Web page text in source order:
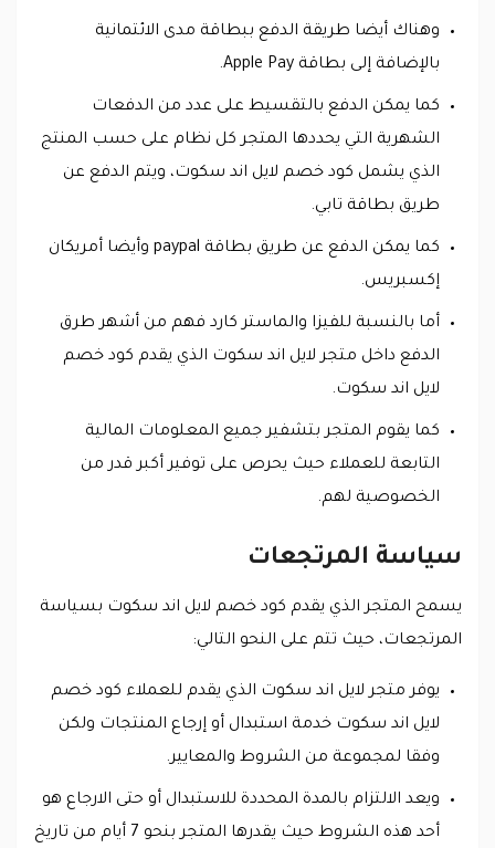
وهناك أيضا طريقة الدفع ببطاقة مدى الائتمانية
بالإضافة إلى بطاقة Apple Pay.
كما يمكن الدفع بالتقسيط على عدد من الدفعات
الشهرية التي يحددها المتجر كل نظام على حسب المنتج
الذي يشمل كود خصم لايل اند سكوت، ويتم الدفع عن
طريق بطاقة تابي.
كما يمكن الدفع عن طريق بطاقة paypal وأيضا أمريكان
إكسبريس.
أما بالنسبة للفيزا والماستر كارد فهم من أشهر طرق
الدفع داخل متجر لايل اند سكوت الذي يقدم كود خصم
لايل اند سكوت.
كما يقوم المتجر بتشفير جميع المعلومات المالية
التابعة للعملاء حيث يحرص على توفير أكبر قدر من
الخصوصية لهم.
سياسة المرتجعات
يسمح المتجر الذي يقدم كود خصم لايل اند سكوت بسياسة
المرتجعات، حيث تتم على النحو التالي:
يوفر متجر لايل اند سكوت الذي يقدم للعملاء كود خصم
لايل اند سكوت خدمة استبدال أو إرجاع المنتجات ولكن
وفقا لمجموعة من الشروط والمعايير.
ويعد الالتزام بالمدة المحددة للاستبدال أو حتى الارجاع هو
أحد هذه الشروط حيث يقدرها المتجر بنحو 7 أيام من تاريخ